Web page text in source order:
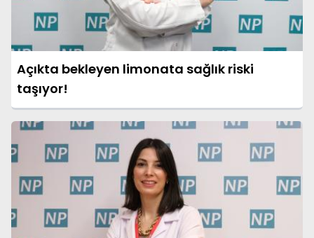
Açıkta bekleyen limonata sağlık riski
taşıyor!